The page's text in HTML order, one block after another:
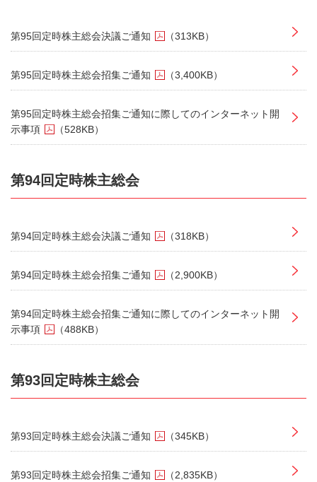
第95回定時株主総会決議ご通知 （313KB）
第95回定時株主総会招集ご通知 （3,400KB）
第95回定時株主総会招集ご通知に際してのインターネット開
示事項
（528KB）
第94回定時株主総会
第94回定時株主総会決議ご通知 （318KB）
第94回定時株主総会招集ご通知 （2,900KB）
第94回定時株主総会招集ご通知に際してのインターネット開
示事項
（488KB）
第93回定時株主総会
第93回定時株主総会決議ご通知 （345KB）
第93回定時株主総会招集ご通知 （2,835KB）